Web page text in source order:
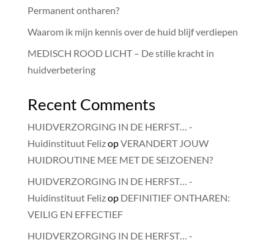
Permanent ontharen?
Waarom ik mijn kennis over de huid blijf verdiepen
MEDISCH ROOD LICHT – De stille kracht in
huidverbetering
Recent Comments
HUIDVERZORGING IN DE HERFST… -
Huidinstituut FelizopVERANDERT JOUW
HUIDROUTINE MEE MET DE SEIZOENEN?
HUIDVERZORGING IN DE HERFST… -
Huidinstituut Felizop DEFINITIEF ONTHAREN:
VEILIG EN EFFECTIEF
HUIDVERZORGING IN DE HERFST… -